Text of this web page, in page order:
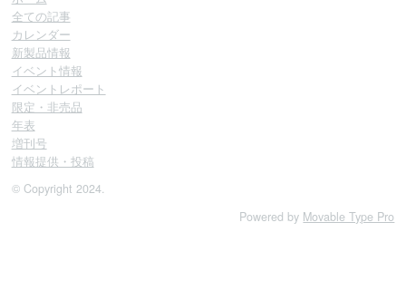
全ての記事
カレンダー
新製品情報
イベント情報
イベントレポート
限定・非売品
年表
増刊号
情報提供・投稿
© Copyright 2024.
Powered by Movable Type Pro